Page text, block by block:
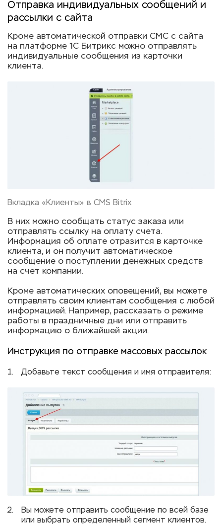
Отправка индивидуальных сообщений и
рассылки с сайта
Кроме автоматической отправки СМС с сайта
на платформе 1С Битрикс можно отправлять
индивидуальные сообщения из карточки
клиента.
Вкладка «Клиенты» в CMS Bitrix
В них можно сообщать статус заказа или
отправлять ссылку на оплату счета.
Информация об оплате отразится в карточке
клиента, и он получит автоматическое
сообщение о поступлении денежных средств
на счет компании.
Кроме автоматических оповещений, вы можете
отправлять своим клиентам сообщения с любой
информацией. Например, рассказать о режиме
работы в праздничные дни или отправить
информацию о ближайшей акции.
Инструкция по отправке массовых рассылок
Добавьте текст сообщения и имя отправителя:
Вы можете отправить сообщение по всей базе
или выбрать определенный сегмент клиентов.